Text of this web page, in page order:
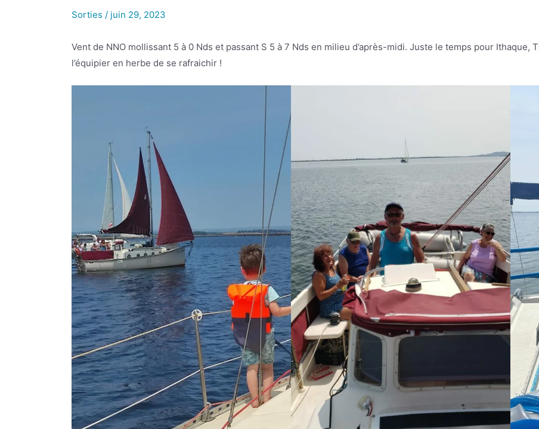
Sorties / juin 29, 2023
Vent de NNO mollissant 5 à 0 Nds et passant S 5 à 7 Nds en milieu d’après-midi. Juste le temps pour Ithaque,
l’équipier en herbe de se rafraichir !